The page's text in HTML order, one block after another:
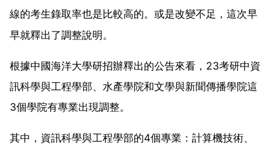
線的考生錄取率也是比較高的。或是改變不足，這次早
早就釋出了調整說明。
根據中國海洋大學研招辦釋出的公告來看，23考研中資
訊科學與工程學部、水產學院和文學與新聞傳播學院這
3個學院有專業出現調整。
其中，資訊科學與工程學部的4個專業：計算機技術、